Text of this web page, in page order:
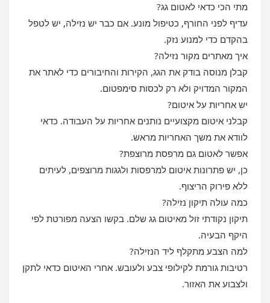
מתי הכי כדאי לאטום גג?
עדיף לפני החורף, כטיפול מונע. אם כבר יש נזילה, יש לטפל
בהקדם כדי למנוע נזק.
איך מאתרים מקור נזילה?
קבלן מנוסה בודק את הגג, הקירות והחיבורים כדי לאתר את
המקור המדויק ולא רק לכסות סימפטום.
יש אחריות על איטום?
קבלני איטום מקצועיים נותנים אחריות על העבודה. כדאי
לוודא את משך האחריות מראש.
אפשר לאטום גם מרפסת מרוצפת?
כן, יש פתרונות איטום למרפסות ולגגות מרוצפים, לעיתים
ללא פירוק הריצוף.
כמה עולה תיקון נזילה?
תיקון נקודתי זול מאיטום גג שלם. בקשו הצעה מפורטת לפי
היקף הבעיה.
למה הצבע מתקלף ליד הנזילה?
רטיבות גורמת לקילופי צבע ולעובש. אחרי האיטום כדאי לתקן
ולצבוע את האזור.